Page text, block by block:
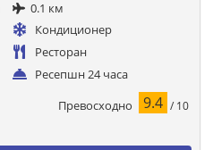
0.1 км
Кондиционер
Ресторан
Ресепшн 24 часа
Превосходно 9.4 / 10